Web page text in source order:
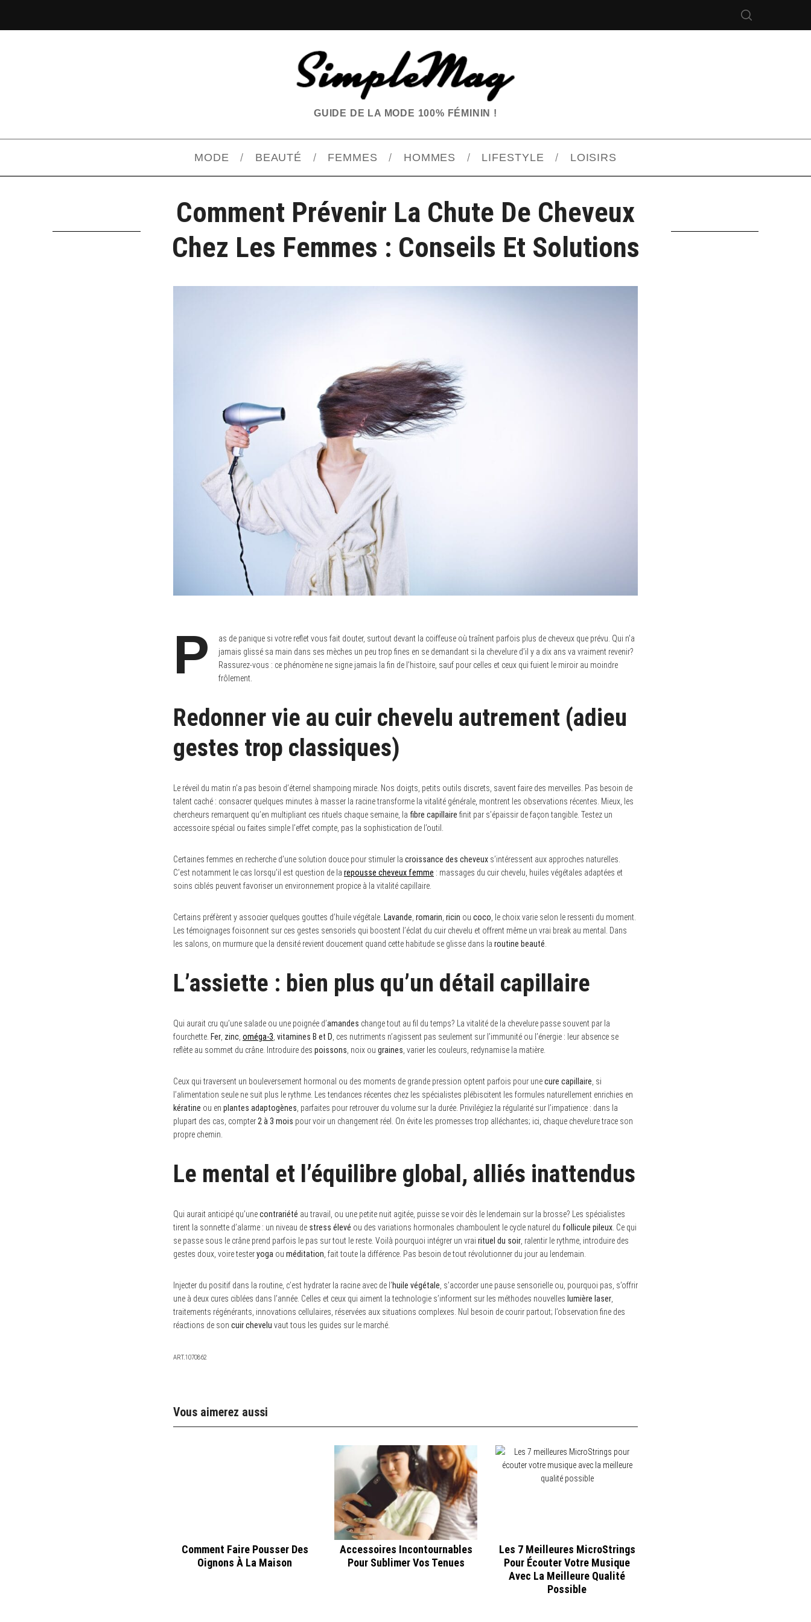
GUIDE DE LA MODE 100% FÉMININ !
MODE BEAUTÉ FEMMES HOMMES LIFESTYLE LOISIRS
Comment Prévenir La Chute De Cheveux
Chez Les Femmes : Conseils Et Solutions
P
as de panique si votre reflet vous fait douter, surtout devant la coiffeuse où traînent parfois plus de cheveux que prévu. Qui n’a
jamais glissé sa main dans ses mèches un peu trop fines en se demandant si la chevelure d’il y a dix ans va vraiment revenir?
Rassurez-vous : ce phénomène ne signe jamais la fin de l’histoire, sauf pour celles et ceux qui fuient le miroir au moindre
frôlement.
Redonner vie au cuir chevelu autrement (adieu
gestes trop classiques)
Le réveil du matin n’a pas besoin d’éternel shampoing miracle. Nos doigts, petits outils discrets, savent faire des merveilles. Pas besoin de
talent caché : consacrer quelques minutes à masser la racine transforme la vitalité générale, montrent les observations récentes. Mieux, les
chercheurs remarquent qu’en multipliant ces rituels chaque semaine, la fibre capillaire finit par s’épaissir de façon tangible. Testez un
accessoire spécial ou faites simple l’effet compte, pas la sophistication de l’outil.
Certaines femmes en recherche d’une solution douce pour stimuler la croissance des cheveux s’intéressent aux approches naturelles.
C’est notamment le cas lorsqu’il est question de la repousse cheveux femme : massages du cuir chevelu, huiles végétales adaptées et
soins ciblés peuvent favoriser un environnement propice à la vitalité capillaire.
Certains préfèrent y associer quelques gouttes d’huile végétale. Lavande romarin ricin ou coco , le choix varie selon le ressenti du moment.
Les témoignages foisonnent sur ces gestes sensoriels qui boostent l’éclat du cuir chevelu et offrent même un vrai break au mental. Dans
les salons, on murmure que la densité revient doucement quand cette habitude se glisse dans la routine beauté
L’assiette : bien plus qu’un détail capillaire
Qui aurait cru qu’une salade ou une poignée d’amandes change tout au fil du temps? La vitalité de la chevelure passe souvent par la
fourchette. Fer zinc oméga-3 vitamines B et D , ces nutriments n’agissent pas seulement sur l’immunité ou l’énergie : leur absence se
reflète au sommet du crâne. Introduire des poissons , noix ou graines , varier les couleurs, redynamise la matière.
Ceux qui traversent un bouleversement hormonal ou des moments de grande pression optent parfois pour unecure capillaire , si
l’alimentation seule ne suit plus le rythme. Les tendances récentes chez les spécialistes plébiscitent les formules naturellement enrichies en
kératine ou en plantes adaptogènes , parfaites pour retrouver du volume sur la durée. Privilégiez la régularité sur l’impatience : dans la
plupart des cas, compter 2 à 3 mois pour voir un changement réel. On évite les promesses trop alléchantes; ici, chaque chevelure trace son
propre chemin.
Le mental et l’équilibre global, alliés inattendus
Qui aurait anticipé qu’unecontrariété au travail, ou une petite nuit agitée, puisse se voir dès le lendemain sur la brosse? Les spécialistes
tirent la sonnette d’alarme : un niveau de stress élevé ou des variations hormonales chamboulent le cycle naturel du follicule pileux . Ce qui
se passe sous le crâne prend parfois le pas sur tout le reste. Voilà pourquoi intégrer un vrai rituel du soir , ralentir le rythme, introduire des
gestes doux, voire testeryoga ou méditation , fait toute la différence. Pas besoin de tout révolutionner du jour au lendemain.
Injecter du positif dans la routine, c’est hydrater la racine avec de l’huile végétale , s’accorder une pause sensorielle ou, pourquoi pas, s’offrir
une à deux cures ciblées dans l’année. Celles et ceux qui aiment la technologie s’informent sur les méthodes nouvelles lumière laser
traitements régénérants, innovations cellulaires, réservées aux situations complexes. Nul besoin de courir partout; l’observation fine des
réactions de son cuir chevelu vaut tous les guides sur le marché.
ART.1070862
Vous aimerez aussi
Comment Faire Pousser Des
Oignons À La Maison
Accessoires Incontournables
Pour Sublimer Vos Tenues
Les 7 Meilleures MicroStrings
Pour Écouter Votre Musique
Avec La Meilleure Qualité
Possible